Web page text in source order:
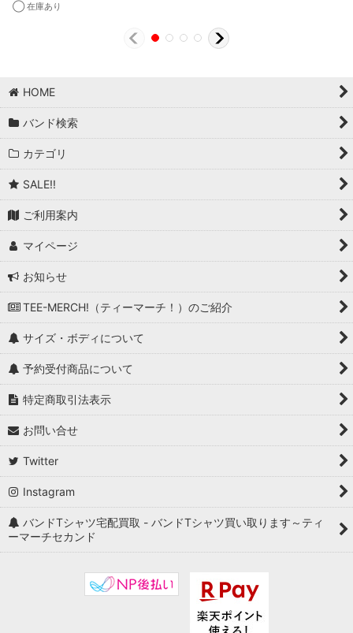
◯ 在庫あり
HOME
バンド検索
カテゴリ
SALE!!
ご利用案内
マイページ
お知らせ
TEE-MERCH!（ティーマーチ！）のご紹介
サイズ・ボディについて
予約受付商品について
特定商取引法表示
お問い合せ
Twitter
Instagram
バンドTシャツ宅配買取 - バンドTシャツ買い取ります～ティ
ーマーチセカンド